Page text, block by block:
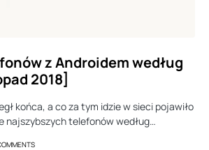
z Androidem według
2018]
końca, a co za tym idzie w sieci pojawiło
najszybszych telefonów według…